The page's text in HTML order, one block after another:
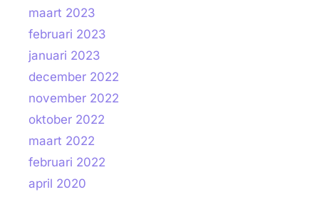
maart 2023
februari 2023
januari 2023
december 2022
november 2022
oktober 2022
maart 2022
februari 2022
april 2020